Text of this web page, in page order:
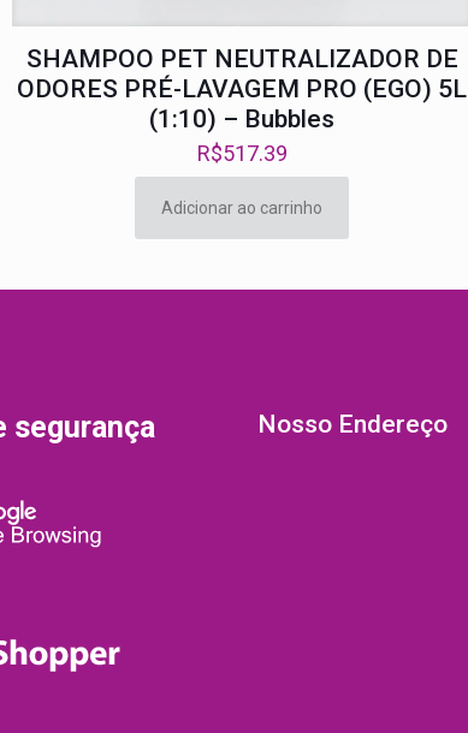
SHAMPOO PET NEUTRALIZADOR DE
ODORES PRÉ-LAVAGEM PRO (EGO) 5L
(1:10) – Bubbles
R$517.39
Adicionar ao carrinho
segurança Nosso Endereço